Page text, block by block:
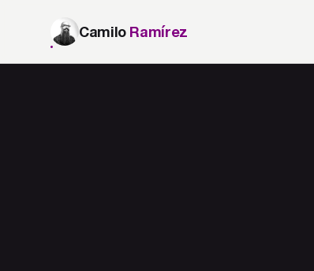
Camilo Ramírez